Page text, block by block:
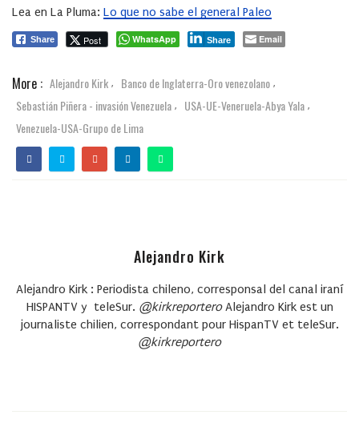
Lea en La Pluma: Lo que no sabe el general Paleo
Share Post WhatsApp Share Email
More : Alejandro Kirk , Banco de Inglaterra-Oro venezolano ,
Sebastián Piñera - invasión Venezuela , USA-UE-Veneruela-Abya Yala ,
Venezuela-USA-Grupo de Lima
Alejandro Kirk
Alejandro Kirk : Periodista chileno, corresponsal del canal iraní
HISPANTV y teleSur. @kirkreporteroAlejandro Kirk est un
journaliste chilien, correspondant pour HispanTV et teleSur.
@kirkreportero